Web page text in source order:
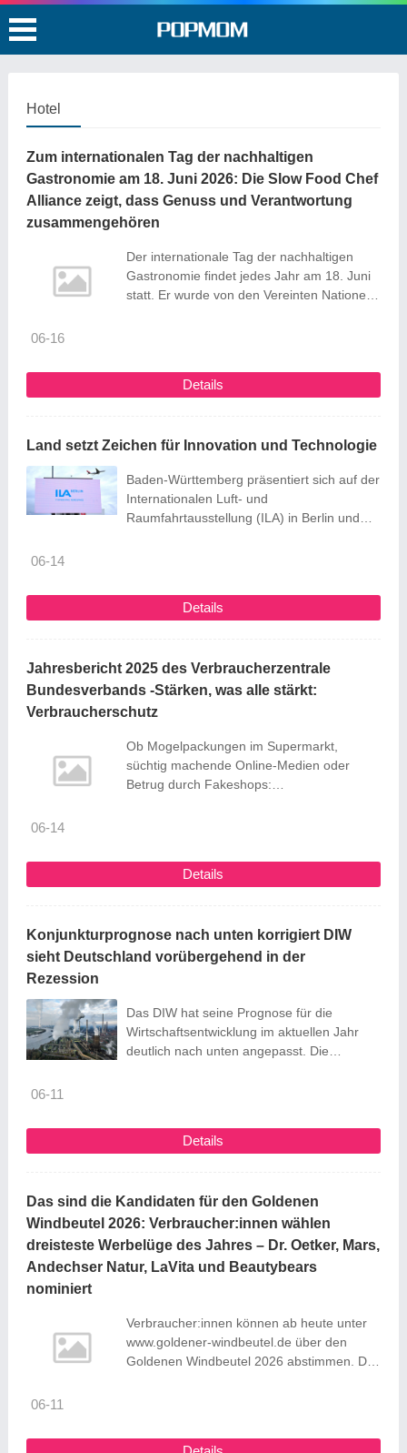
Hotel
Zum internationalen Tag der nachhaltigen
Gastronomie am 18. Juni 2026: Die Slow Food Chef
Alliance zeigt, dass Genuss und Verantwortung
zusammengehören
Der internationale Tag der nachhaltigen
Gastronomie findet jedes Jahr am 18. Juni
statt. Er wurde von den Vereinten Nationen
Schutz von Umwelt, Klima und Ressourcen
beim Kochen und Essen zu stärken. Die
06-16
Details
Land setzt Zeichen für Innovation und Technologie
Baden-Württemberg präsentiert sich auf der
Internationalen Luft- und
Raumfahrtausstellung (ILA) in Berlin und
Nicole Hoffmeister-Kraut die Internationale
Luft- und Raumfahrtausstellung (ILA) in
seine führende Rolle als Luft- und
Raumfahrtstandort – mit wichtigen Impulsen
...
06-14
Details
Jahresbericht 2025 des Verbraucherzentrale
Bundesverbands -Stärken, was alle stärkt:
Verbraucherschutz
Ob Mogelpackungen im Supermarkt,
süchtig machende Online-Medien oder
Betrug durch Fakeshops:
Die Bundesregierung muss den
Verbraucheralltag bezahlbar, fair und sicher
Vertrauen in die Demokratie. Wenn sich
Verbraucher:innen gut ...
06-14
Details
Konjunkturprognose nach unten korrigiert DIW
sieht Deutschland vorübergehend in der
Rezession
Das DIW hat seine Prognose für die
Wirtschaftsentwicklung im aktuellen Jahr
deutlich nach unten angepasst. Die
06-11
Details
Das sind die Kandidaten für den Goldenen
Windbeutel 2026: Verbraucher:innen wählen
dreisteste Werbelüge des Jahres – Dr. Oetker, Mars,
Andechser Natur, LaVita und Beautybears
nominiert
Verbraucher:innen können ab heute unter
www.goldener-windbeutel.de über den
Goldenen Windbeutel 2026 abstimmen. Der
Werbung nominiert: das Airfryer Backin
06-11